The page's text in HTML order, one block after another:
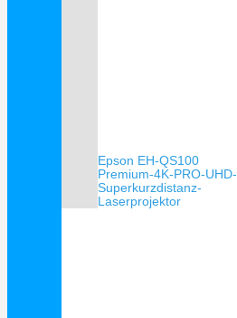
Epson EH-QS100
Premium-4K-PRO-UHD-
Superkurzdistanz-
Laserprojektor